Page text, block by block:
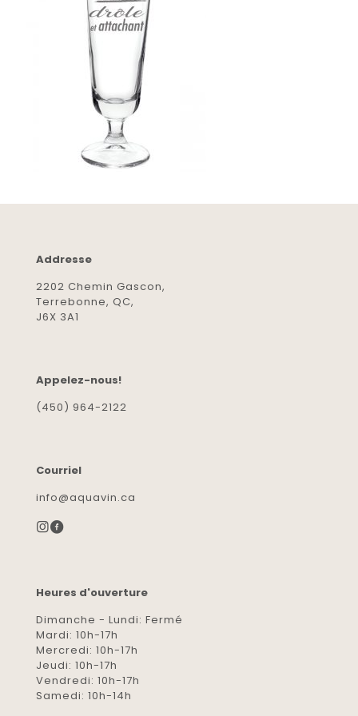
Addresse
2202 Chemin Gascon,
Terrebonne, QC,
J6X 3A1
Appelez-nous!
(450) 964-2122
Courriel
info@aquavin.ca
Heures d'ouverture
Dimanche - Lundi: Fermé
Mardi: 10h-17h
Mercredi: 10h-17h
Jeudi: 10h-17h
Vendredi: 10h-17h
Samedi: 10h-14h